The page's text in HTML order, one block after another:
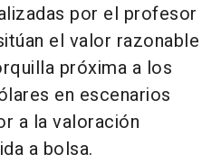
por el profesor
el valor razonable
próxima a los
en escenarios
a la valoración
a bolsa.